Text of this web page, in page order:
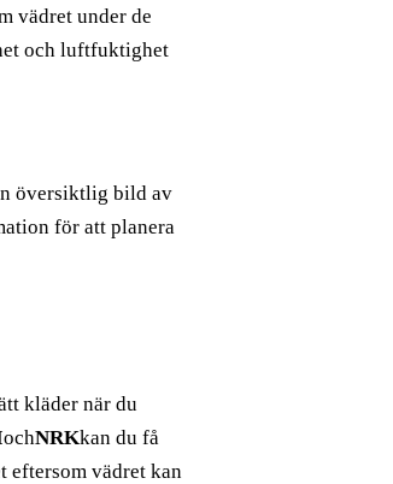
vädret under de
och luftfuktighet
översiktlig bild av
för att planera
kläder när du
ochNRKkan du få
eftersom vädret kan